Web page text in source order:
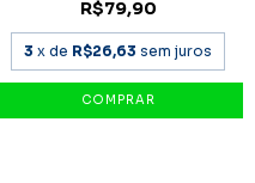
R$79,90
3 x de R$26,63 sem juros